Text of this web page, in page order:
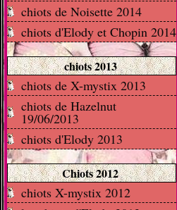
chiots de Noisette 2014
chiots d'Elody et Chopin 2014
chiots 2013
chiots de X-mystix 2013
chiots de Hazelnut
19/06/2013
chiots d'Elody 2013
Chiots 2012
chiots X-mystix 2012